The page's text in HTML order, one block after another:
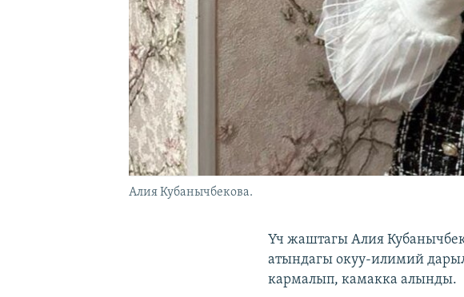
Алия Кубанычбекова.
Үч жаштагы Алия
атындагы окуу-илимий
кармалып, камакка алынды.